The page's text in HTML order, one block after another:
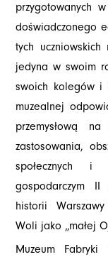
przygotowanych
doświadczonego
tych
jedyna w swoim
swoich kolegów i
muzealnej
przemysłową
zastosowania,
społecznych i
gospodarczym II
historii
Woli jako „małej
Muzeum